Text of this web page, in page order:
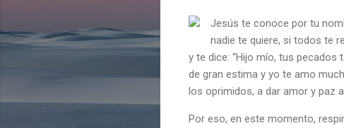
Jesús te conoce por tu
nadie te quiere, si todos te
y te dice: “Hijo mío, tus pecados
de gran estima y yo te amo
los oprimidos, a dar amor y paz
Por eso, en este momento,